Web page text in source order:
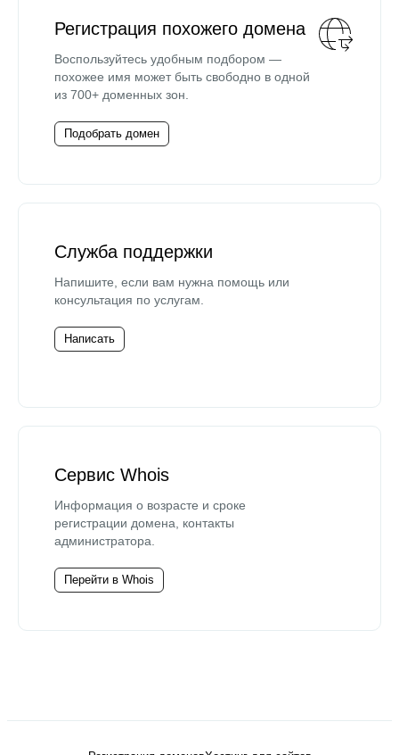
Регистрация похожего домена
Воспользуйтесь удобным подбором —
похожее имя может быть свободно в одной
из 700+ доменных зон.
Подобрать домен
Служба поддержки
Напишите, если вам нужна помощь или
консультация по услугам.
Написать
Сервис Whois
Информация о возрасте и сроке
регистрации домена, контакты
администратора.
Перейти в Whois